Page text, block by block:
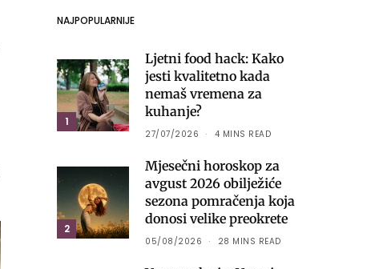
NAJPOPULARNIJE
1
Ljetni food hack: Kako
jesti kvalitetno kada
nemaš vremena za
kuhanje?
27/07/2026 4 MINS READ
2
Mjesečni horoskop za
avgust 2026 obilježiće
sezona pomračenja koja
donosi velike preokrete
05/08/2026 28 MINS READ